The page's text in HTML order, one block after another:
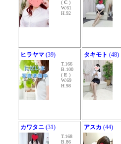
( C )
W.61
H.92
ヒラヤマ (39)
T.166
B.100
( E )
W.69
H.98
タキモト (48)
カワタニ (31)
T.168
B.86
アスカ (44)